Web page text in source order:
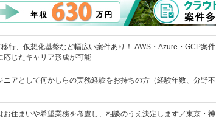
行、仮想化基盤など幅広い案件あり！ AWS・Azure・GCP案件
応じたキャリア形成が可能
アとして何かしらの実務経験をお持ちの方（経験年数、分野不
お住まいや希望業務を考慮し、相談のうえ決定します／東京・神